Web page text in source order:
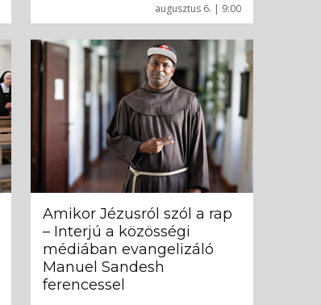
augusztus 6. | 9:00
Amikor Jézusról szól a rap
– Interjú a közösségi
médiában evangelizáló
Manuel Sandesh
ferencessel